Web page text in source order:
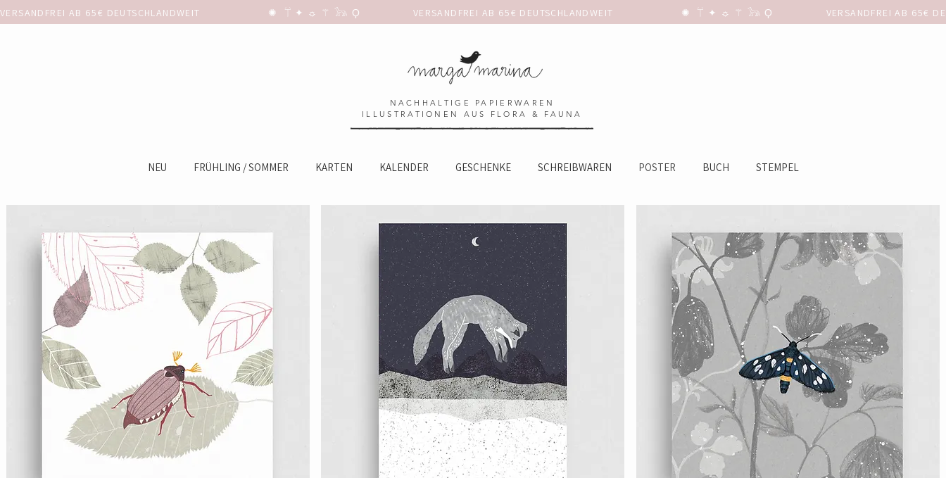
VERSANDFREI AB 65€ DEUTSCHLANDWEIT                      ✺  𓋼 ✦ ☼ ⚚ 𓃥 Ϙ
NACHHALTIGE PAPIERWAREN
ILLUSTRATIONEN AUS FLORA & FAUNA
NEU FRÜHLING / SOMMER KARTEN KALENDER GESCHENKE SCHREIBWAREN POSTER BUCH STEMPEL